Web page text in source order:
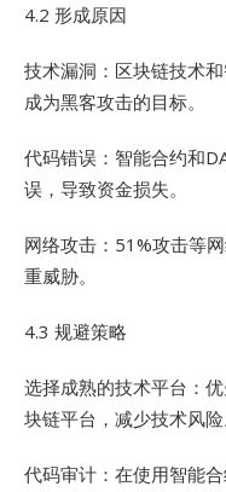
4.2 形成原因
技术漏洞：区块链技术
成为黑客攻击的目标。
代码错误：智能合约和
误，导致资金损失。
网络攻击：51%攻击等
重威胁。
4.3 规避策略
选择成熟的技术平台：
块链平台，减少技术风险
代码审计：在使用智能